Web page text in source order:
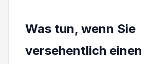
Was tun, wenn Sie
versehentlich einen